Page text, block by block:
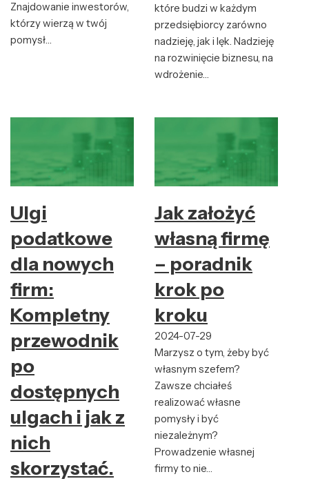
Znajdowanie inwestorów,
którzy wierzą w twój
pomysł…
które budzi w każdym
przedsiębiorcy zarówno
nadzieję, jak i lęk. Nadzieję
na rozwinięcie biznesu, na
wdrożenie…
Ulgi
podatkowe
dla nowych
firm:
Kompletny
przewodnik
po
dostępnych
ulgach i jak z
nich
skorzystać.
Jak założyć
własną firmę
– poradnik
krok po
kroku
2024-07-29
Marzysz o tym, żeby być
własnym szefem?
Zawsze chciałeś
realizować własne
pomysły i być
niezależnym?
Prowadzenie własnej
firmy to nie…